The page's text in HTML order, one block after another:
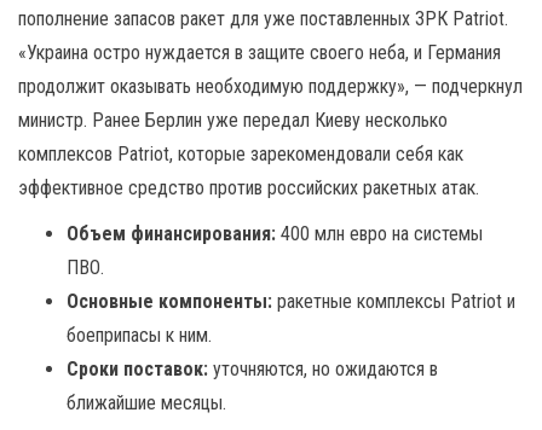
пополнение запасов ракет для уже поставленных ЗРК Patriot.
«Украина остро нуждается в защите своего неба, и Германия
продолжит оказывать необходимую поддержку», — подчеркнул
министр. Ранее Берлин уже передал Киеву несколько
комплексов Patriot, которые зарекомендовали себя как
эффективное средство против российских ракетных атак.
Объем финансирования: 400 млн евро на системы
ПВО.
Основные компоненты: ракетные комплексы Patriot и
боеприпасы к ним.
Сроки поставок: уточняются, но ожидаются в
ближайшие месяцы.